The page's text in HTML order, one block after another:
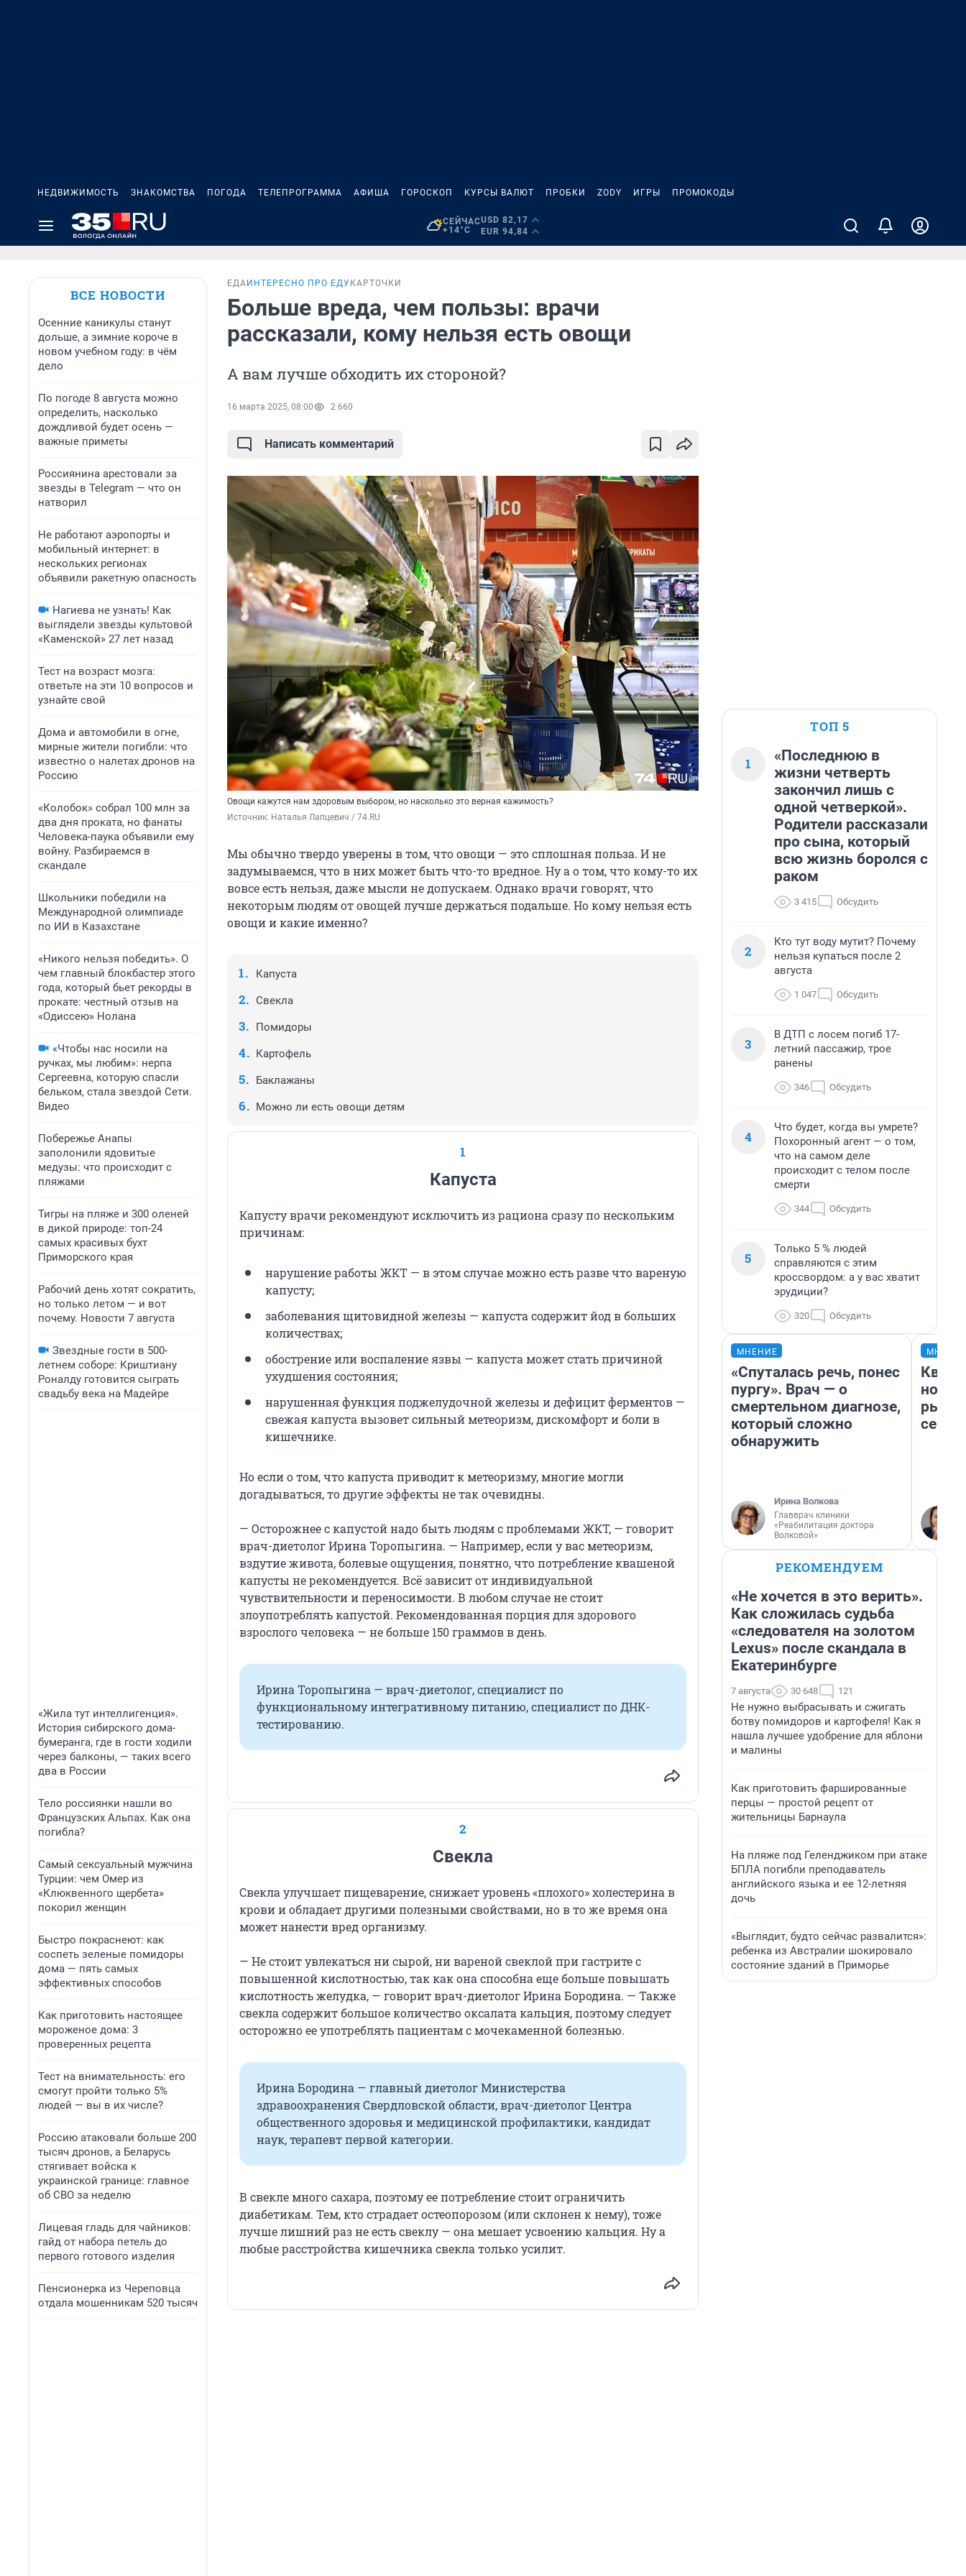
НЕДВИЖИМОСТЬ ЗНАКОМСТВА ПОГОДА ТЕЛЕПРОГРАММА АФИША ГОРОСКОП КУРСЫ ВАЛЮТ ПРОБКИ ZODY ИГРЫ ПРОМОКОДЫ
СЕЙЧАС
+14°C
USD 82,17
EUR 94,84
ВСЕ НОВОСТИ
Осенние каникулы станут
дольше, а зимние короче в
новом учебном году: в чём
дело
По погоде 8 августа можно
определить, насколько
дождливой будет осень —
важные приметы
Россиянина арестовали за
звезды в Telegram — что он
натворил
Не работают аэропорты и
мобильный интернет: в
нескольких регионах
объявили ракетную опасность
Нагиева не узнать! Как
выглядели звезды культовой
«Каменской» 27 лет назад
Тест на возраст мозга:
ответьте на эти 10 вопросов и
узнайте свой
Дома и автомобили в огне,
мирные жители погибли: что
известно о налетах дронов на
Россию
«Колобок» собрал 100 млн за
два дня проката, но фанаты
Человека-паука объявили ему
войну. Разбираемся в
скандале
Школьники победили на
Международной олимпиаде
по ИИ в Казахстане
«Никого нельзя победить». О
чем главный блокбастер этого
года, который бьет рекорды в
прокате: честный отзыв на
«Одиссею» Нолана
«Чтобы нас носили на
ручках, мы любим»: нерпа
Сергеевна, которую спасли
бельком, стала звездой Сети.
Видео
Побережье Анапы
заполонили ядовитые
медузы: что происходит с
пляжами
Тигры на пляже и 300 оленей
в дикой природе: топ-24
самых красивых бухт
Приморского края
Рабочий день хотят сократить,
но только летом — и вот
почему. Новости 7 августа
Звездные гости в 500-
летнем соборе: Криштиану
Роналду готовится сыграть
свадьбу века на Мадейре
«Жила тут интеллигенция».
История сибирского дома-
бумеранга, где в гости ходили
через балконы, — таких всего
два в России
Тело россиянки нашли во
Французских Альпах. Как она
погибла?
Самый сексуальный мужчина
Турции: чем Омер из
«Клюквенного щербета»
покорил женщин
Быстро покраснеют: как
соспеть зеленые помидоры
дома — пять самых
эффективных способов
Как приготовить настоящее
мороженое дома: 3
проверенных рецепта
Тест на внимательность: его
смогут пройти только 5%
людей — вы в их числе?
Россию атаковали больше 200
тысяч дронов, а Беларусь
стягивает войска к
украинской границе: главное
об СВО за неделю
Лицевая гладь для чайников:
гайд от набора петель до
первого готового изделия
Пенсионерка из Череповца
отдала мошенникам 520 тысяч
ЕДА ИНТЕРЕСНО ПРО ЕДУ КАРТОЧКИ
Больше вреда, чем пользы: врачи
рассказали, кому нельзя есть овощи
А вам лучше обходить их стороной?
16 марта 2025, 08:00 2 660
Написать комментарий
Овощи кажутся нам здоровым выбором, но насколько это верная кажимость?
Источник: Наталья Лапцевич / 74.RU
Мы обычно твердо уверены в том, что овощи — это сплошная польза. И не
задумываемся, что в них может быть что-то вредное. Ну а о том, что кому-то их
вовсе есть нельзя, даже мысли не допускаем. Однако врачи говорят, что
некоторым людям от овощей лучше держаться подальше. Но кому нельзя есть
овощи и какие именно?
Капуста
Свекла
Помидоры
Картофель
Баклажаны
Можно ли есть овощи детям
1
Капуста
Капусту врачи рекомендуют исключить из рациона сразу по нескольким
причинам:
нарушение работы ЖКТ — в этом случае можно есть разве что вареную
капусту;
заболевания щитовидной железы — капуста содержит йод в больших
количествах;
обострение или воспаление язвы — капуста может стать причиной
ухудшения состояния;
нарушенная функция поджелудочной железы и дефицит ферментов —
свежая капуста вызовет сильный метеоризм, дискомфорт и боли в
кишечнике.
Но если о том, что капуста приводит к метеоризму, многие могли
догадываться, то другие эффекты не так очевидны.
— Осторожнее с капустой надо быть людям с проблемами ЖКТ, — говорит
врач-диетолог Ирина Торопыгина. — Например, если у вас метеоризм,
вздутие живота, болевые ощущения, понятно, что потребление квашеной
капусты не рекомендуется. Всё зависит от индивидуальной
чувствительности и переносимости. В любом случае не стоит
злоупотреблять капустой. Рекомендованная порция для здорового
взрослого человека — не больше 150 граммов в день.
Ирина Торопыгина — врач-диетолог, специалист по
функциональному интегративному питанию, специалист по ДНК-
тестированию.
2
Свекла
Свекла улучшает пищеварение, снижает уровень «плохого» холестерина в
крови и обладает другими полезными свойствами, но в то же время она
может нанести вред организму.
— Не стоит увлекаться ни сырой, ни вареной свеклой при гастрите с
повышенной кислотностью, так как она способна еще больше повышать
кислотность желудка, — говорит врач-диетолог Ирина Бородина. — Также
свекла содержит большое количество оксалата кальция, поэтому следует
осторожно ее употреблять пациентам с мочекаменной болезнью.
Ирина Бородина — главный диетолог Министерства
здравоохранения Свердловской области, врач-диетолог Центра
общественного здоровья и медицинской профилактики, кандидат
наук, терапевт первой категории.
В свекле много сахара, поэтому ее потребление стоит ограничить
диабетикам. Тем, кто страдает остеопорозом (или склонен к нему), тоже
лучше лишний раз не есть свеклу — она мешает усвоению кальция. Ну а
любые расстройства кишечника свекла только усилит.
ТОП 5
1
«Последнюю в
жизни четверть
закончил лишь с
одной четверкой».
Родители рассказали
про сына, который
всю жизнь боролся с
раком
3 415 Обсудить
2
Кто тут воду мутит? Почему
нельзя купаться после 2
августа
1 047 Обсудить
3
В ДТП с лосем погиб 17-
летний пассажир, трое
ранены
346 Обсудить
4
Что будет, когда вы умрете?
Похоронный агент — о том,
что на самом деле
происходит с телом после
смерти
344 Обсудить
5
Только 5 % людей
справляются с этим
кроссвордом: а у вас хватит
эрудиции?
320 Обсудить
МНЕНИЕ
«Спуталась речь, понес
пургу». Врач — о
смертельном диагнозе,
который сложно
обнаружить
Ирина Волкова
Главврач клиники
«Реабилитация доктора
Волковой»
но
РЕКОМЕНДУЕМ
«Не хочется в это верить».
Как сложилась судьба
«следователя на золотом
Lexus» после скандала в
Екатеринбурге
7 августа 30 648 121
Не нужно выбрасывать и сжигать
ботву помидоров и картофеля! Как я
нашла лучшее удобрение для яблони
и малины
Как приготовить фаршированные
перцы — простой рецепт от
жительницы Барнаула
На пляже под Геленджиком при атаке
БПЛА погибли преподаватель
английского языка и ее 12-летняя
дочь
«Выглядит, будто сейчас развалится»:
ребенка из Австралии шокировало
состояние зданий в Приморье